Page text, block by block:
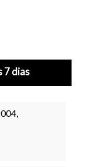
7 dias